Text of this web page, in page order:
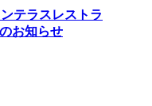
テラスレストラ
お知らせ